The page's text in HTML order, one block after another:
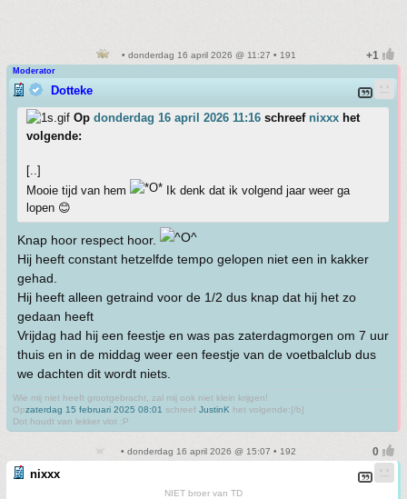
• donderdag 16 april 2026 @ 11:27 • 191
Moderator
Dotteke
Op donderdag 16 april 2026 11:16 schreef nixxx het
volgende:
[..]
Mooie tijd van hem
Ik denk dat ik volgend jaar weer ga
lopen 😊
Knap hoor respect hoor.
Hij heeft constant hetzelfde tempo gelopen niet een in kakker
gehad.
Hij heeft alleen getraind voor de 1/2 dus knap dat hij het zo
gedaan heeft
Vrijdag had hij een feestje en was pas zaterdagmorgen om 7 uur
thuis en in de middag weer een feestje van de voetbalclub dus
we dachten dit wordt niets.
Wie mij niet heeft grootgebracht, zal mij ook niet klein krijgen!
Opzaterdag 15 februari 2025 08:01 schreef JustinK het volgende:[/b]
Dot houdt van lekker vlot :P
• donderdag 16 april 2026 @ 15:07 • 192
nixxx
NIET broer van TD